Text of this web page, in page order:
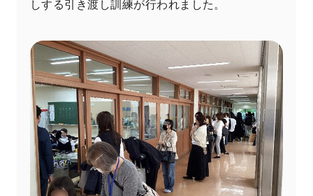
しする引き渡し訓練が行われました。